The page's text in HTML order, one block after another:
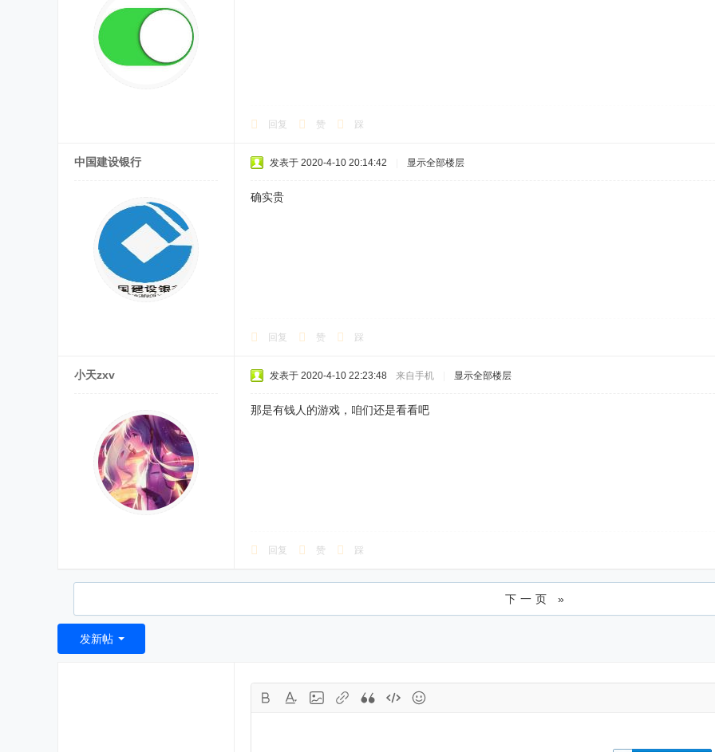
回复 赞 踩
中国建设银行 发表于 2020-4-10 20:14:42 显示全部楼层
确实贵
回复 赞 踩
小天zxv 发表于 2020-4-10 22:23:48 来自手机 显示全部楼层
那是有钱人的游戏，咱们还是看看吧
回复 赞 踩
下一页 »
发新帖